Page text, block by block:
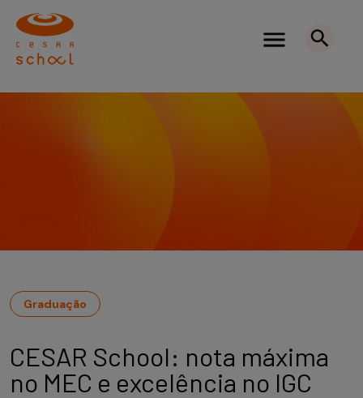
Graduação
CESAR School: nota máxima
no MEC e excelência no IGC